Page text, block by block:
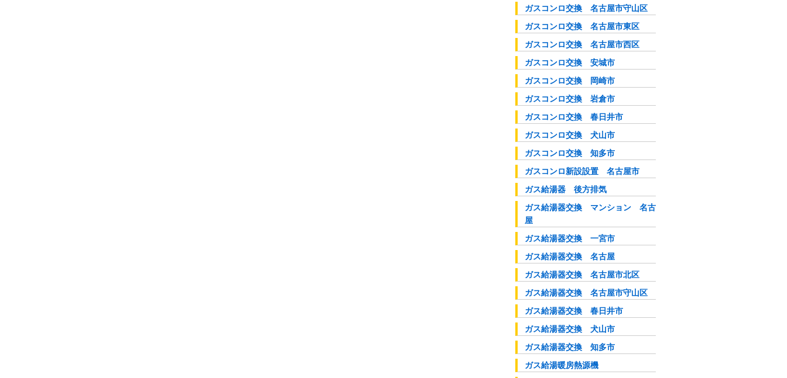
ガスコンロ交換 名古屋市守山区
ガスコンロ交換 名古屋市東区
ガスコンロ交換 名古屋市西区
ガスコンロ交換 安城市
ガスコンロ交換 岡崎市
ガスコンロ交換 岩倉市
ガスコンロ交換 春日井市
ガスコンロ交換 犬山市
ガスコンロ交換 知多市
ガスコンロ新設設置 名古屋市
ガス給湯器 後方排気
ガス給湯器交換 マンション 名古
屋
ガス給湯器交換 一宮市
ガス給湯器交換 名古屋
ガス給湯器交換 名古屋市北区
ガス給湯器交換 名古屋市守山区
ガス給湯器交換 春日井市
ガス給湯器交換 犬山市
ガス給湯器交換 知多市
ガス給湯暖房熱源機